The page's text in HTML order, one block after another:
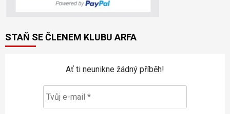
STAŇ SE ČLENEM KLUBU ARFA
Ať ti neunikne žádný příběh!